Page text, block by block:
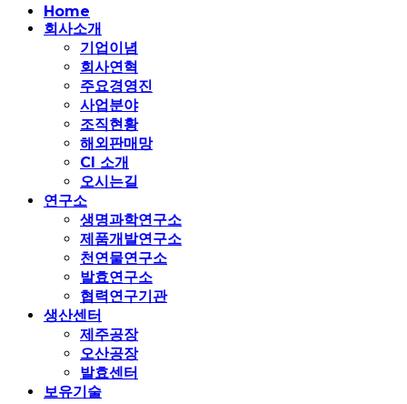
Close
Menu
Home
회사소개
기업이념
회사연혁
주요경영진
사업분야
조직현황
해외판매망
CI 소개
오시는길
연구소
생명과학연구소
제품개발연구소
천연물연구소
발효연구소
협력연구기관
생산센터
제주공장
오산공장
발효센터
보유기술